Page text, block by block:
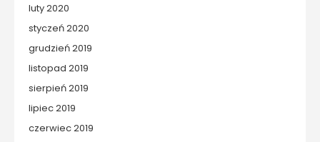
luty 2020
styczeń 2020
grudzień 2019
listopad 2019
sierpień 2019
lipiec 2019
czerwiec 2019